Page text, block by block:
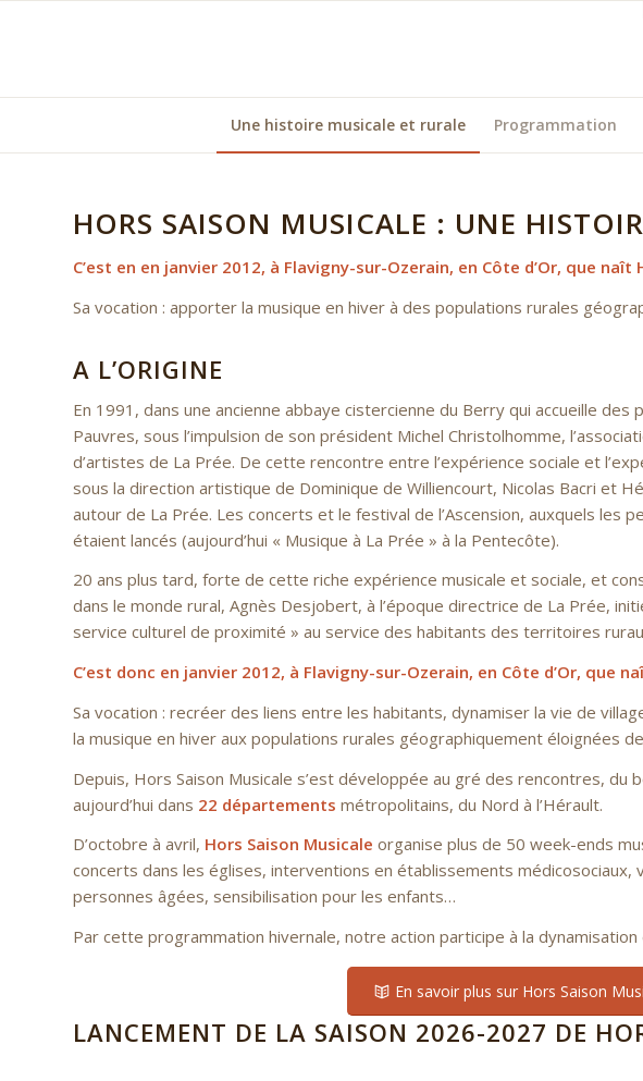
Une histoire musicale et rurale Programmation
HORS SAISON MUSICALE : UNE
C’est en en janvier 2012, à Flavigny-sur-Ozerain, en Côte d’Or, que naît
Sa vocation : apporter la musique en hiver à des populations rurales
A L’ORIGINE
En 1991, dans une ancienne abbaye cistercienne du Berry qui accueille
Pauvres, sous l’impulsion de son président Michel Christolhomme,
d’artistes de La Prée. De cette rencontre entre l’expérience sociale et
sous la direction artistique de Dominique de Williencourt, Nicolas Bacri et
autour de La Prée. Les concerts et le festival de l’Ascension, auxquels les
étaient lancés (aujourd’hui « Musique à La Prée » à la Pentecôte).
20 ans plus tard, forte de cette riche expérience musicale et sociale, et
dans le monde rural, Agnès Desjobert, à l’époque directrice de La Prée,
service culturel de proximité » au service des habitants des territoires
C’est donc en janvier 2012, à Flavigny-sur-Ozerain, en Côte d’Or, que
Sa vocation : recréer des liens entre les habitants, dynamiser la vie de
la musique en hiver aux populations rurales géographiquement éloignées
Depuis, Hors Saison Musicale s’est développée au gré des rencontres, du
aujourd’hui dans 22 départements métropolitains, du Nord à l’Hérault.
D’octobre à avril, Hors Saison Musicale organise plus de 50 week-ends
concerts dans les églises, interventions en établissements médicosociaux,
personnes âgées, sensibilisation pour les enfants…
Par cette programmation hivernale, notre action participe à la
En savoir plus sur Hors Saison
LANCEMENT DE LA SAISON 2026-2027 DE